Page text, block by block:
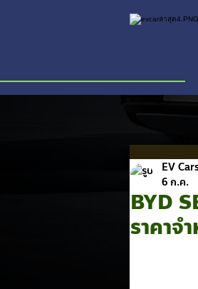
BYD
ราคาจ
EV
6 ก.ค.